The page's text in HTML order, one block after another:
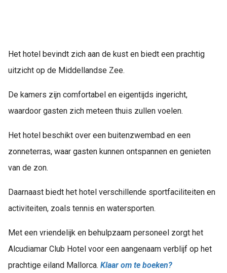
Het hotel bevindt zich aan de kust en biedt een prachtig
uitzicht op de Middellandse Zee.
De kamers zijn comfortabel en eigentijds ingericht,
waardoor gasten zich meteen thuis zullen voelen.
Het hotel beschikt over een buitenzwembad en een
zonneterras, waar gasten kunnen ontspannen en genieten
van de zon.
Daarnaast biedt het hotel verschillende sportfaciliteiten en
activiteiten, zoals tennis en watersporten.
Met een vriendelijk en behulpzaam personeel zorgt het
Alcudiamar Club Hotel voor een aangenaam verblijf op het
prachtige eiland Mallorca. Klaar om te boeken?